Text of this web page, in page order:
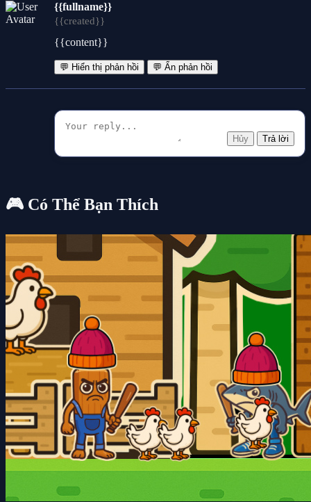
{{fullname}}
{{created}}
{{content}}
💬 Hiển thị phản hồi 💬 Ẩn phản hồi
Hủy Trả lời
🎮 Có Thể Bạn Thích